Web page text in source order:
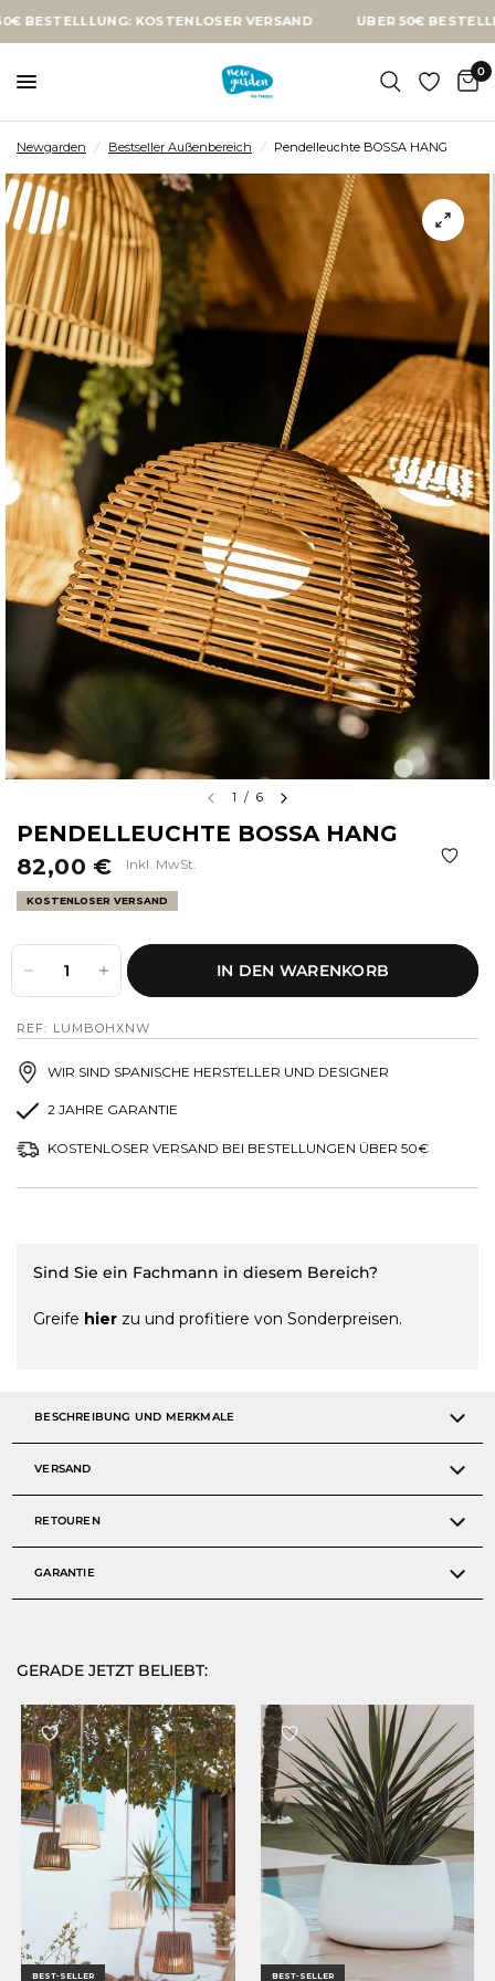
KOSTENLOSER VERSAND ÜBER 50€ BESTELLLUNG:
0
Newgarden / Bestseller Außenbereich / Pendelleuchte BOSSA HANG
1 / 6
PENDELLEUCHTE BOSSA HANG
82,00 €
Inkl. MwSt.
KOSTENLOSER VERSAND
IN DEN WARENKORB
REF: LUMBOHXNW
WIR SIND SPANISCHE HERSTELLER UND DESIGNER
2 JAHRE GARANTIE
KOSTENLOSER VERSAND BEI BESTELLUNGEN ÜBER 50€
Sind Sie ein Fachmann in diesem Bereich?
Greife hier zu und profitiere von Sonderpreisen.
BESCHREIBUNG UND MERKMALE
VERSAND
RETOUREN
GARANTIE
GERADE JETZT BELIEBT:
BEST-SELLER BEST-SELLER